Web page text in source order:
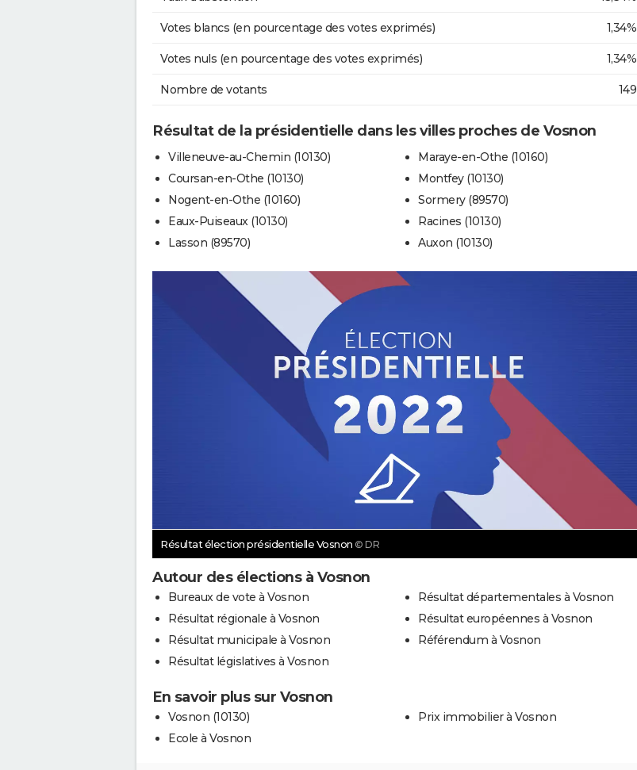
Votes blancs (en pourcentage des votes exprimés) 1,34%
Votes nuls (en pourcentage des votes exprimés) 1,34%
Nombre de votants 149
Résultat de la présidentielle dans les villes proches de Vosnon
Villeneuve-au-Chemin (10130)
Coursan-en-Othe (10130)
Nogent-en-Othe (10160)
Eaux-Puiseaux (10130)
Lasson (89570)
Maraye-en-Othe (10160)
Montfey (10130)
Sormery (89570)
Racines (10130)
Auxon (10130)
Résultat élection présidentielle Vosnon © DR
Autour des élections à Vosnon
Bureaux de vote à Vosnon
Résultat régionale à Vosnon
Résultat municipale à Vosnon
Résultat législatives à Vosnon
Résultat départementales à Vosnon
Résultat européennes à Vosnon
Référendum à Vosnon
En savoir plus sur Vosnon
Vosnon (10130)
Ecole à Vosnon
Prix immobilier à Vosnon